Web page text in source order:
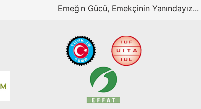
Emeğin Gücü, Emekçinin Yanındayız...